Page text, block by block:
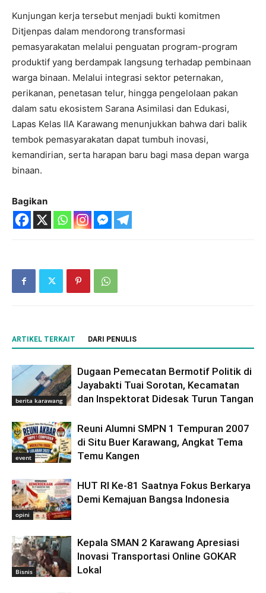
Kunjungan kerja tersebut menjadi bukti komitmen
Ditjenpas dalam mendorong transformasi
pemasyarakatan melalui penguatan program-program
produktif yang berdampak langsung terhadap pembinaan
warga binaan. Melalui integrasi sektor peternakan,
perikanan, penetasan telur, hingga pengelolaan pakan
dalam satu ekosistem Sarana Asimilasi dan Edukasi,
Lapas Kelas IIA Karawang menunjukkan bahwa dari balik
tembok pemasyarakatan dapat tumbuh inovasi,
kemandirian, serta harapan baru bagi masa depan warga
binaan.
Bagikan
ARTIKEL TERKAIT DARI PENULIS
berita karawang
Dugaan Pemecatan Bermotif Politik di
Jayabakti Tuai Sorotan, Kecamatan
dan Inspektorat Didesak Turun Tangan
event
Reuni Alumni SMPN 1 Tempuran 2007
di Situ Buer Karawang, Angkat Tema
Temu Kangen
opini
HUT RI Ke-81 Saatnya Fokus Berkarya
Demi Kemajuan Bangsa Indonesia
Bisnis
Kepala SMAN 2 Karawang Apresiasi
Inovasi Transportasi Online GOKAR
Lokal